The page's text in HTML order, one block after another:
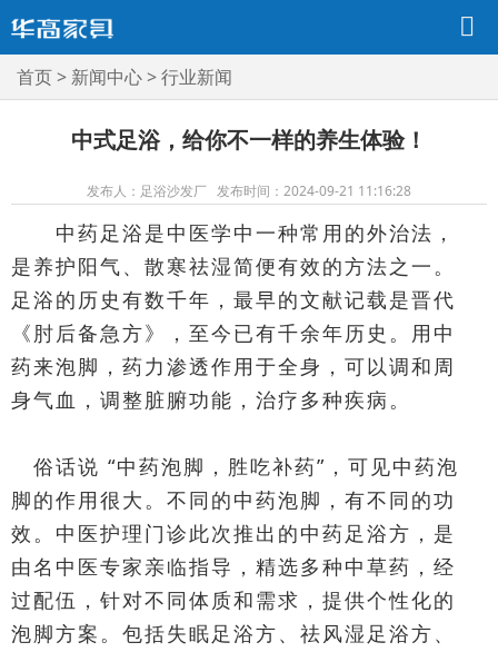
首页> 新闻中心>行业新闻
中式足浴，给你不一样的养生体验！
发布人：足浴沙发厂 发布时间：2024-09-21 11:16:28
中药足浴是中医学中一种常用的外治法，
是养护阳气、散寒祛湿简便有效的方法之一。
足浴的历史有数千年，最早的文献记载是晋代
《肘后备急方》，至今已有千余年历史。用中
药来泡脚，药力渗透作用于全身，可以调和周
身气血，调整脏腑功能，治疗多种疾病。
俗话说 “中药泡脚，胜吃补药”，可见中药泡
脚的作用很大。不同的中药泡脚，有不同的功
效。中医护理门诊此次推出的中药足浴方，是
由名中医专家亲临指导，精选多种中草药，经
过配伍，针对不同体质和需求，提供个性化的
泡脚方案。包括失眠足浴方、祛风湿足浴方、